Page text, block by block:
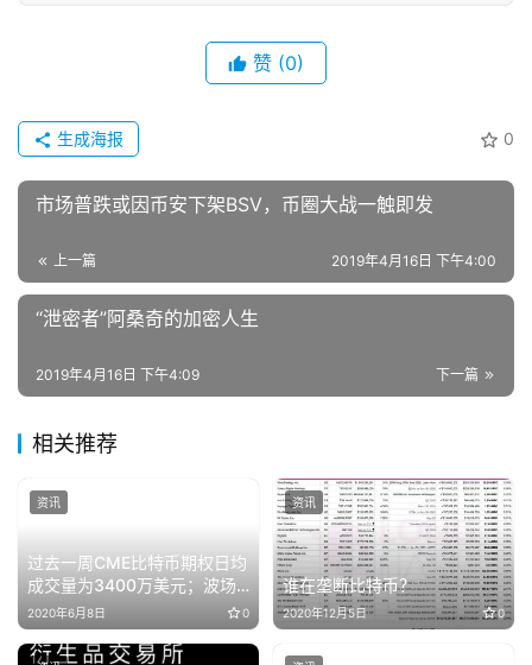
赞 (0)
0
生成海报
市场普跌或因币安下架BSV，币圈大战一触即发
上一篇 2019年4月16日 下午4:00
“泄密者”阿桑奇的加密人生
下一篇
2019年4月16日 下午4:09
相关推荐
过去一周CME比特币期权日均
成交量为3400万美元；波场
大航海4.0版本细则公布
2020年6月8日 0
资讯
谁在垄断比特币？
2020年12月5日 0
资讯